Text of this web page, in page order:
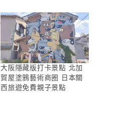
大阪隱藏版打卡景點 北加
賀屋塗鴉藝術商圈 日本關
西旅遊免費親子景點